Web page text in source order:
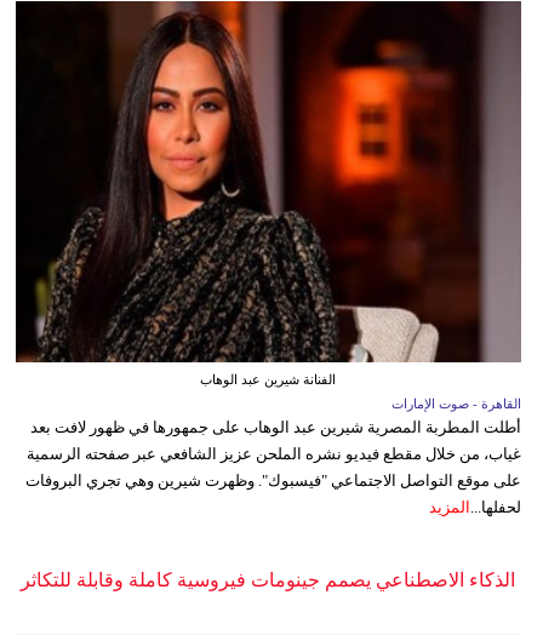
الفنانة شيرين عبد الوهاب
القاهرة - صوت الإمارات
أطلت المطربة المصرية شيرين عبد الوهاب على جمهورها في ظهور لافت بعد
غياب، من خلال مقطع فيديو نشره الملحن عزيز الشافعي عبر صفحته الرسمية
على موقع التواصل الاجتماعي "فيسبوك". وظهرت شيرين وهي تجري البروفات
لحفلها... المزيد
الذكاء الاصطناعي يصمم جينومات فيروسية كاملة وقابلة للتكاثر